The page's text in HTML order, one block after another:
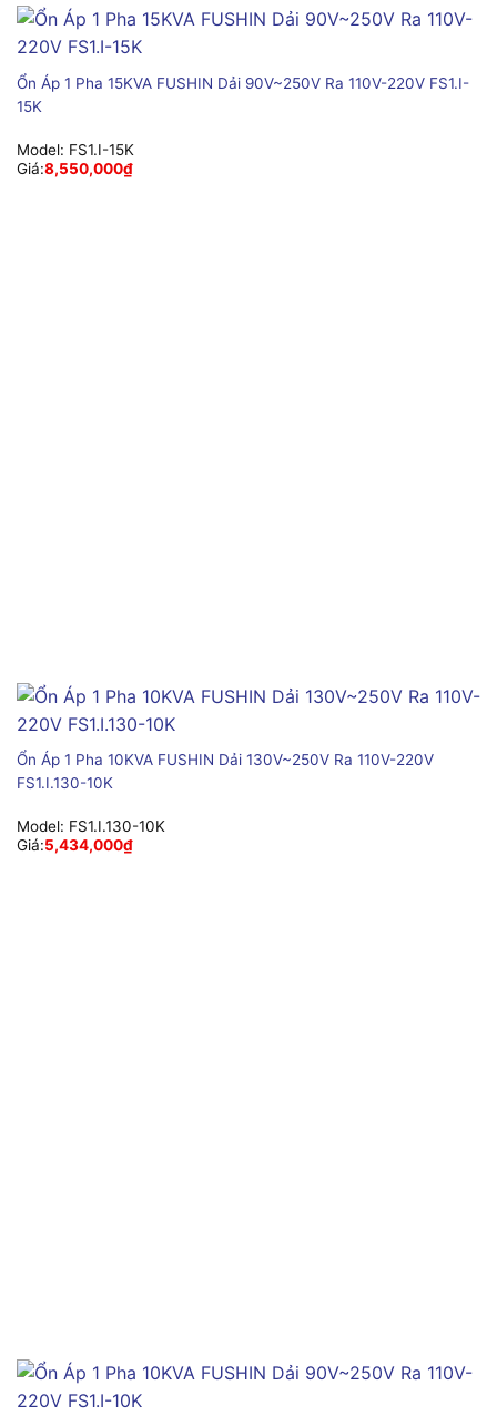
Ổn Áp 1 Pha 15KVA FUSHIN Dải 90V~250V Ra 110V-220V FS1.I-
15K
Model: FS1.I-15K
Giá:8,550,000₫
Ổn Áp 1 Pha 10KVA FUSHIN Dải 130V~250V Ra 110V-220V
FS1.I.130-10K
Model: FS1.I.130-10K
Giá:5,434,000₫